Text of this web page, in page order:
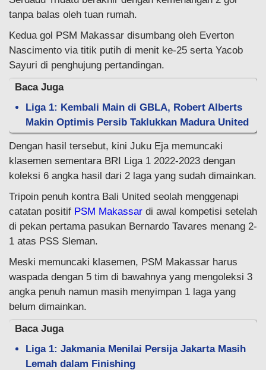
tanpa balas oleh tuan rumah.
Kedua gol PSM Makassar disumbang oleh Everton
Nascimento via titik putih di menit ke-25 serta Yacob
Sayuri di penghujung pertandingan.
Baca Juga
Liga 1: Kembali Main di GBLA, Robert Alberts
Makin Optimis Persib Taklukkan Madura United
Dengan hasil tersebut, kini Juku Eja memuncaki
klasemen sementara BRI Liga 1 2022-2023 dengan
koleksi 6 angka hasil dari 2 laga yang sudah dimainkan.
Tripoin penuh kontra Bali United seolah menggenapi
catatan positif PSM Makassar di awal kompetisi setelah
di pekan pertama pasukan Bernardo Tavares menang 2-
1 atas PSS Sleman.
Meski memuncaki klasemen, PSM Makassar harus
waspada dengan 5 tim di bawahnya yang mengoleksi 3
angka penuh namun masih menyimpan 1 laga yang
belum dimainkan.
Baca Juga
Liga 1: Jakmania Menilai Persija Jakarta Masih
Lemah dalam Finishing